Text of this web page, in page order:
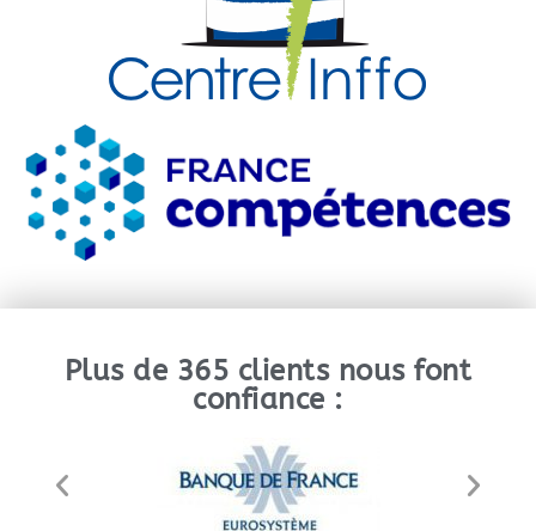
Plus de 365 clients nous font
confiance :